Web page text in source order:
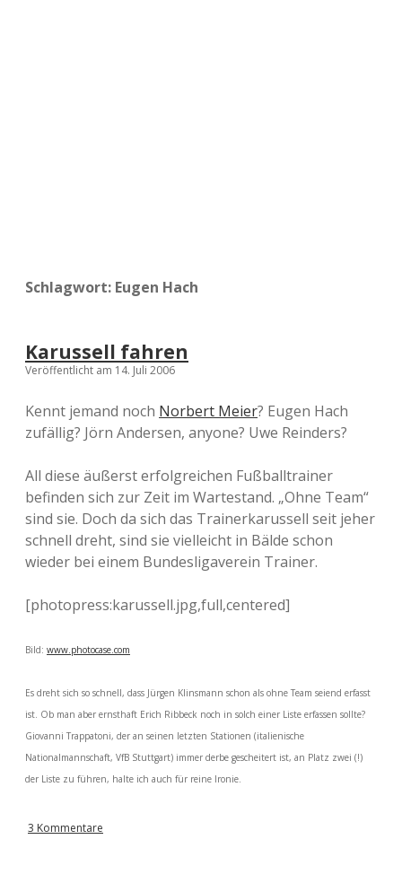
Schlagwort: Eugen Hach
Karussell fahren
Veröffentlicht am 14. Juli 2006
Kennt jemand noch Norbert Meier? Eugen Hach
zufällig? Jörn Andersen, anyone? Uwe Reinders?
All diese äußerst erfolgreichen Fußballtrainer
befinden sich zur Zeit im Wartestand. „Ohne Team“
sind sie. Doch da sich das Trainerkarussell seit jeher
schnell dreht, sind sie vielleicht in Bälde schon
wieder bei einem Bundesligaverein Trainer.
[photopress:karussell.jpg,full,centered]
Bild: www.photocase.com
Es dreht sich so schnell, dass Jürgen Klinsmann schon als ohne Team seiend erfasst
ist. Ob man aber ernsthaft Erich Ribbeck noch in solch einer Liste erfassen sollte?
Giovanni Trappatoni, der an seinen letzten Stationen (italienische
Nationalmannschaft, VfB Stuttgart) immer derbe gescheitert ist, an Platz zwei (!)
der Liste zu führen, halte ich auch für reine Ironie.
3 Kommentare